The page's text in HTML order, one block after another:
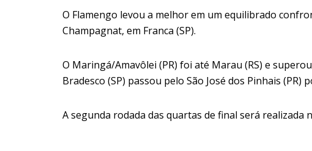
O Flamengo levou a melhor em um equilibrado
Champagnat, em Franca (SP).
O Maringá/Amavôlei (PR) foi até Marau (RS) e
Bradesco (SP) passou pelo São José dos Pinhais (PR)
A segunda rodada das quartas de final será realizada